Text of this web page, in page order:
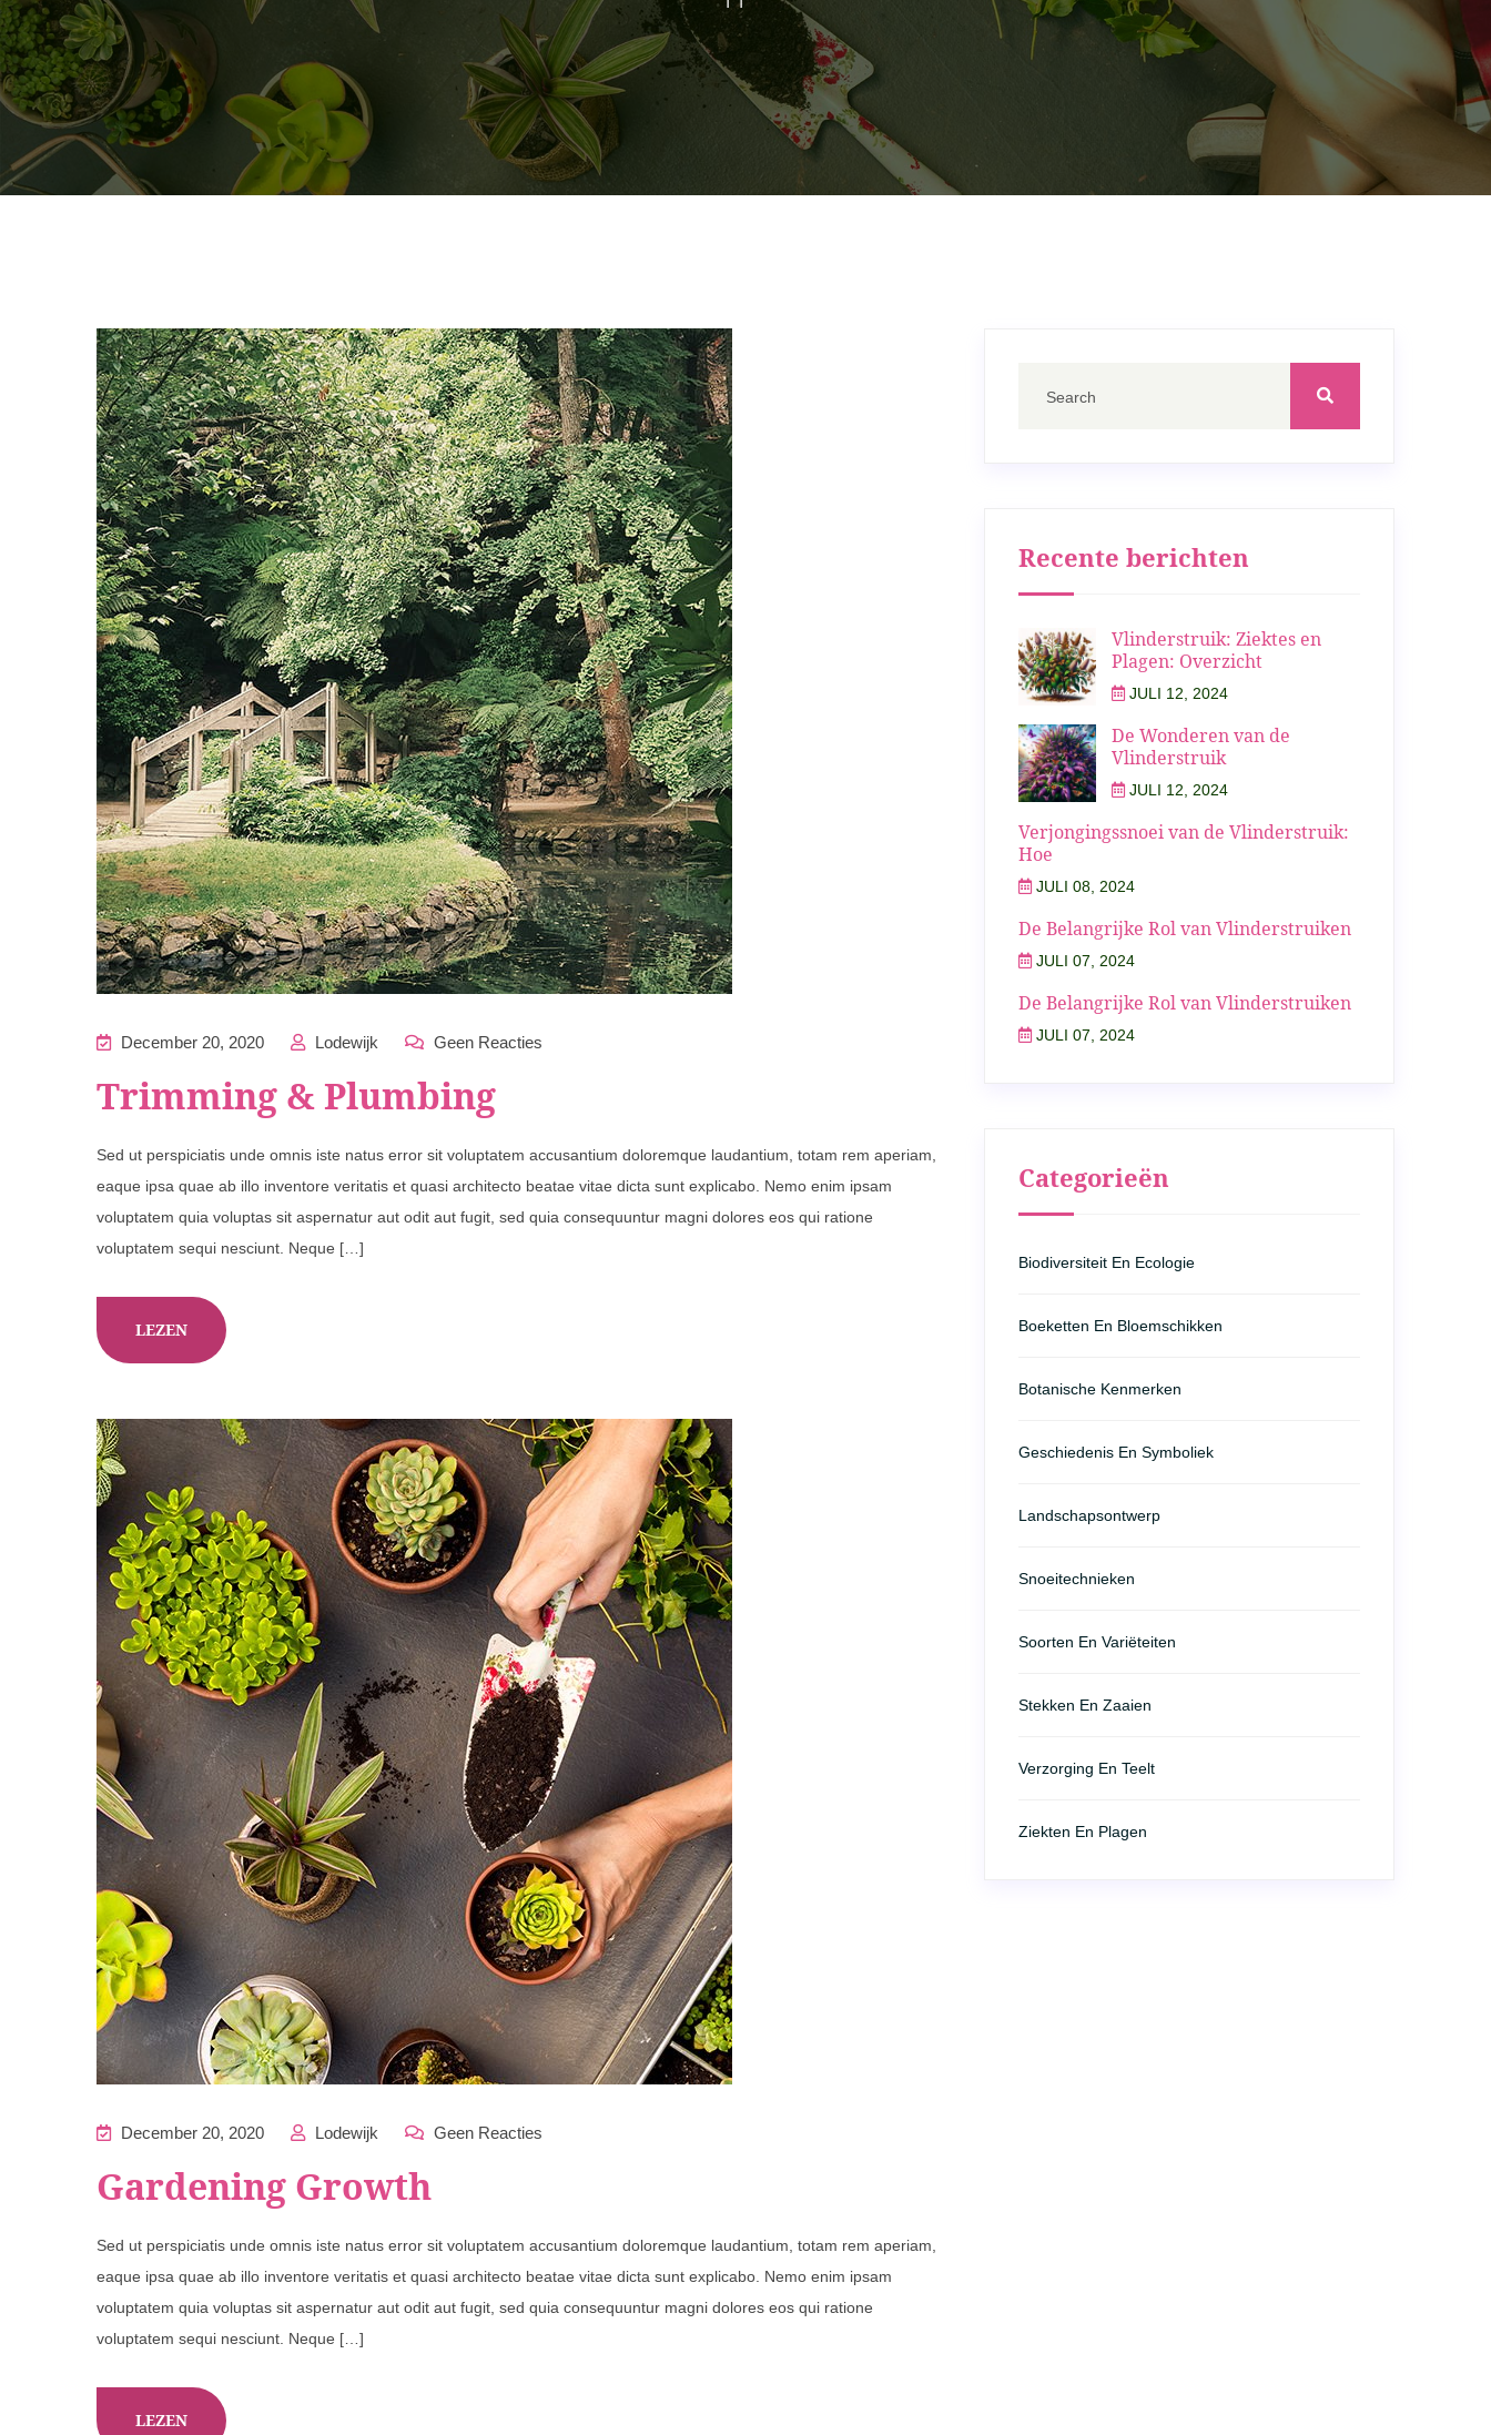
December 20, 2020 Lodewijk Geen Reacties
Trimming & Plumbing
Sed ut perspiciatis unde omnis iste natus error sit voluptatem accusantium doloremque laudantium, totam rem aperiam,
eaque ipsa quae ab illo inventore veritatis et quasi architecto beatae vitae dicta sunt explicabo. Nemo enim ipsam
voluptatem quia voluptas sit aspernatur aut odit aut fugit, sed quia consequuntur magni dolores eos qui ratione
voluptatem sequi nesciunt. Neque […]
LEZEN
December 20, 2020 Lodewijk Geen Reacties
Gardening Growth
Sed ut perspiciatis unde omnis iste natus error sit voluptatem accusantium doloremque laudantium, totam rem aperiam,
eaque ipsa quae ab illo inventore veritatis et quasi architecto beatae vitae dicta sunt explicabo. Nemo enim ipsam
voluptatem quia voluptas sit aspernatur aut odit aut fugit, sed quia consequuntur magni dolores eos qui ratione
voluptatem sequi nesciunt. Neque […]
LEZEN
Recente berichten
Vlinderstruik: Ziektes en
Plagen: Overzicht
JULI 12, 2024
De Wonderen van de
Vlinderstruik
JULI 12, 2024
Verjongingssnoei van de Vlinderstruik:
Hoe
JULI 08, 2024
De Belangrijke Rol van Vlinderstruiken
JULI 07, 2024
De Belangrijke Rol van Vlinderstruiken
JULI 07, 2024
Categorieën
Biodiversiteit En Ecologie
Boeketten En Bloemschikken
Botanische Kenmerken
Geschiedenis En Symboliek
Landschapsontwerp
Snoeitechnieken
Soorten En Variëteiten
Stekken En Zaaien
Verzorging En Teelt
Ziekten En Plagen